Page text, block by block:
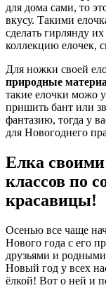
для дома сами, то
вкусу. Такими
сделать гирлянду
коллекцию елочек,
Для ножки своей
природные
такие елочки можо
пришить бант или
фантазию, тогда у
для Новогоднего
Елка
классов по
красавицы!
Осенью все чаще
Нового года с его
друзьями и
Новый год у всех
ёлкой! Вот о ней и